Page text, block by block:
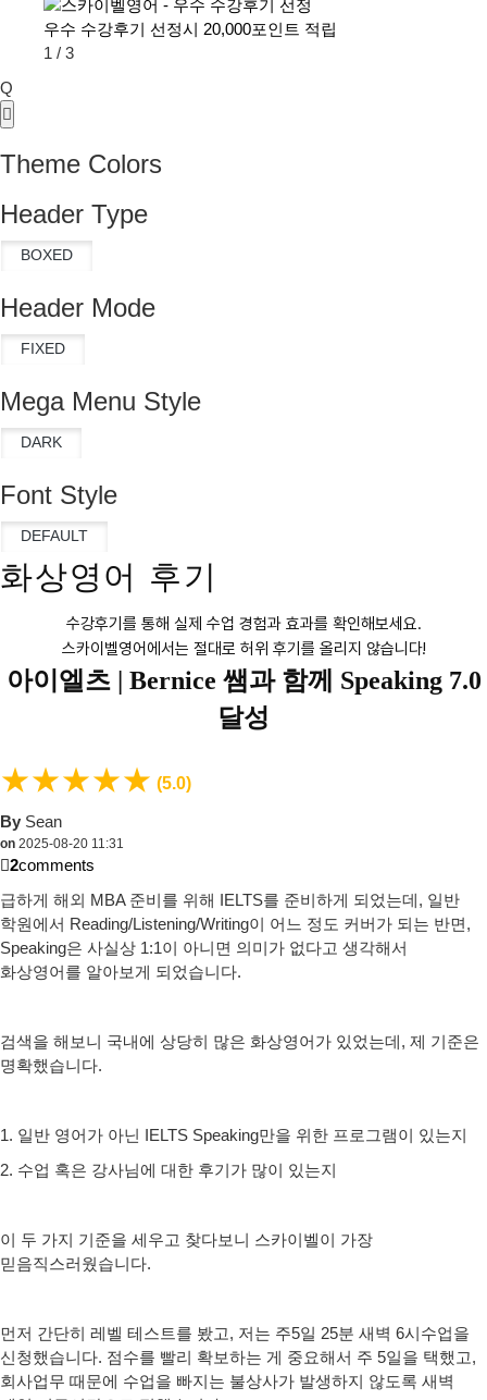
우수 수강후기 선정시 20,000포인트 적립
1 / 3
Q
Theme Colors
Header Type
Header Mode
Mega Menu Style
Font Style
화상영어 후기
수강후기를 통해 실제 수업 경험과 효과를 확인해보세요.
스카이벨영어에서는 절대로 허위 후기를 올리지 않습니다!
아이엘츠 | Bernice 쌤과 함께 Speaking 7.0
달성
★★★★★ (5.0)
By Sean
on 2025-08-20 11:31
2comments
급하게 해외 MBA 준비를 위해 IELTS를 준비하게 되었는데, 일반
학원에서 Reading/Listening/Writing이 어느 정도 커버가 되는 반면,
Speaking은 사실상 1:1이 아니면 의미가 없다고 생각해서
화상영어를 알아보게 되었습니다.
검색을 해보니 국내에 상당히 많은 화상영어가 있었는데, 제 기준은
명확했습니다.
1. 일반 영어가 아닌 IELTS Speaking만을 위한 프로그램이 있는지
2. 수업 혹은 강사님에 대한 후기가 많이 있는지
이 두 가지 기준을 세우고 찾다보니 스카이벨이 가장
믿음직스러웠습니다.
먼저 간단히 레벨 테스트를 봤고, 저는 주5일 25분 새벽 6시수업을
신청했습니다. 점수를 빨리 확보하는 게 중요해서 주 5일을 택했고,
회사업무 때문에 수업을 빠지는 불상사가 발생하지 않도록 새벽